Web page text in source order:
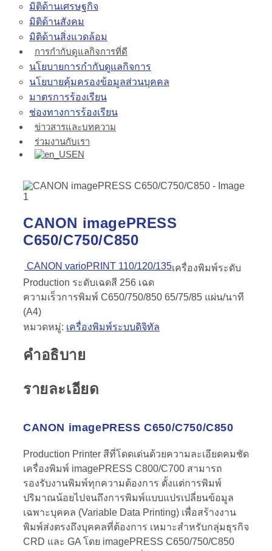
มิติด้านเศรษฐกิจ
มิติด้านสังคม
มิติด้านสิ่งแวดล้อม
การกำกับดูแลกิจการที่ดี
นโยบายการกำกับดูแลกิจการ
นโยบายคุ้มครองข้อมูลส่วนบุคคล
มาตรการร้องเรียน
ช่องทางการร้องเรียน
ข่าวสารและบทความ
ร่วมงานกับเรา
EN
CANON imagePRESS
C650/C750/C850
CANON varioPRINT 110/120/135เครื่องพิมพ์ระดับ
Production ระดับเฉดสี 256 เฉด
ความเร็วการพิมพ์ C650/750/850 65/75/85 แผ่น/นาที
(A4)
หมวดหมู่: เครื่องพิมพ์ระบบดิจิทัล
คำอธิบาย
รายละเอียด
CANON imagePRESS C650/C750/C850
Production Printer สีที่โดดเด่นด้วยความละเอียดคมชัด
เครื่องพิมพ์ imagePRESS C800/C700 สามารถ
รองรับงานพิมพ์ทุกความต้องการ ตั้งแต่การพิมพ์
ปริมาณน้อยไปจนถึงการพิมพ์แบบแปรเปลี่ยนข้อมูล
เฉพาะบุคคล (Variable Data Printing) เพื่อสร้างงาน
พิมพ์ส่งตรงถึงบุคคลที่ต้องการ เหมาะสำหรับกลุ่มธุรกิจ
CRD และ GA โดย imagePRESS C650/750/C850